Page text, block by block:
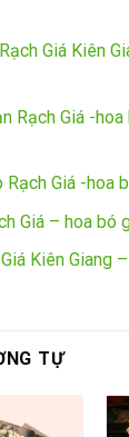
Giá Kiên
Rạch Giá -
Rạch Giá -hoa
Giá – hoa bó
Kiên Giang
TỰ